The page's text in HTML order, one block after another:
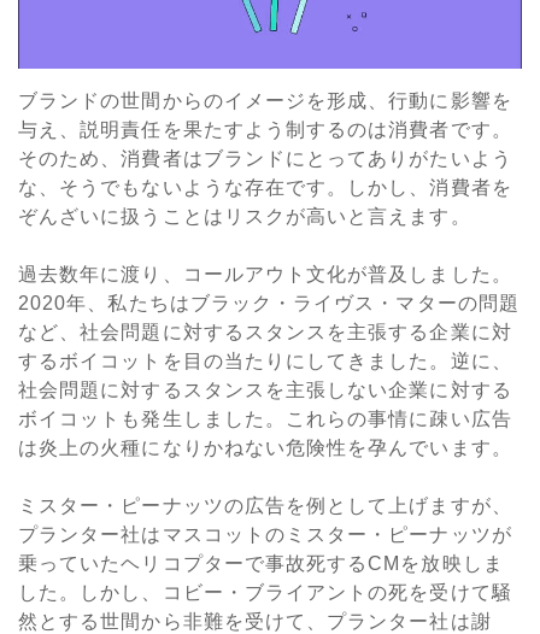
ブランドの世間からのイメージを形成、行動に影響を
与え、説明責任を果たすよう制するのは消費者です。
そのため、消費者はブランドにとってありがたいよう
な、そうでもないような存在です。しかし、消費者を
ぞんざいに扱うことはリスクが高いと言えます。
過去数年に渡り、コールアウト文化が普及しました。
2020年、私たちはブラック・ライヴス・マターの問題
など、社会問題に対するスタンスを主張する企業に対
するボイコットを目の当たりにしてきました。逆に、
社会問題に対するスタンスを主張しない企業に対する
ボイコットも発生しました。これらの事情に疎い広告
は炎上の火種になりかねない危険性を孕んでいます。
ミスター・ピーナッツの広告を例として上げますが、
プランター社はマスコットのミスター・ピーナッツが
乗っていたヘリコプターで事故死するCMを放映しま
した。しかし、コビー・ブライアントの死を受けて騒
然とする世間から非難を受けて、プランター社は謝